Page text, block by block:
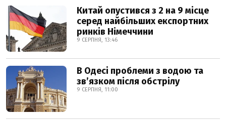
Китай опустився з 2 на 9 місце
серед найбільших експортних
ринків Німеччини
9 СЕРПНЯ, 13:46
В Одесі проблеми з водою та
звʼязком після обстрілу
9 СЕРПНЯ, 11:00